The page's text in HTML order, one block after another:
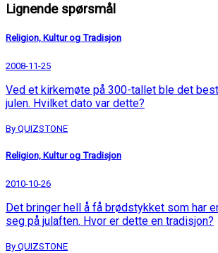
Lignende spørsmål
Religion, Kultur og Tradisjon
2008-11-25
Ved et kirkemøte på 300-tallet ble det
julen. Hvilket dato var dette?
By QUIZSTONE
Religion, Kultur og Tradisjon
2010-10-26
Det bringer hell å få brødstykket som har
seg på julaften. Hvor er dette en tradisjon?
By QUIZSTONE